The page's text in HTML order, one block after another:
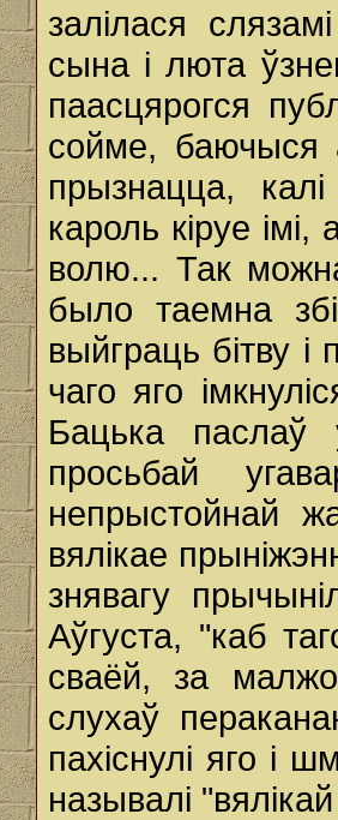
залілася
сына і люта
паасцярогся
сойме, баючыся
прызнацца,
кароль кіруе
волю... Так
было таемна
выйграць бітву
чаго яго
Бацька
просьбай
непрыстойнай
вялікае
знявагу
Аўгуста, "каб
сваёй, за
слухаў
пахіснулі яго і
называлі